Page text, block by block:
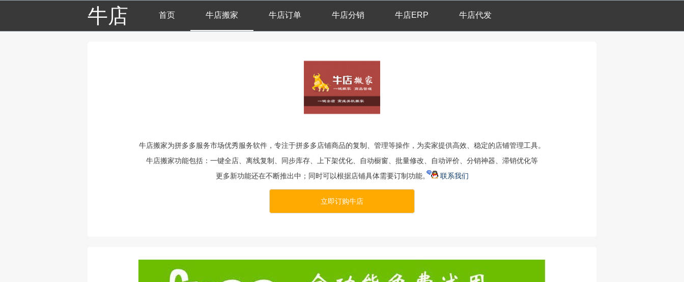
牛店 首页 牛店搬家 牛店订单 牛店分销 牛店ERP 牛店代发
牛店搬家为拼多多服务市场优秀服务软件，专注于拼多多店铺商品的复制、管理等操作，为卖家提供高效、稳定的店铺管理工具。
牛店搬家功能包括：一键全店、离线复制、同步库存、上下架优化、自动橱窗、批量修改、自动评价、分销神器、滞销优化等
更多新功能还在不断推出中；同时可以根据店铺具体需要订制功能。
联系我们
立即订购牛店